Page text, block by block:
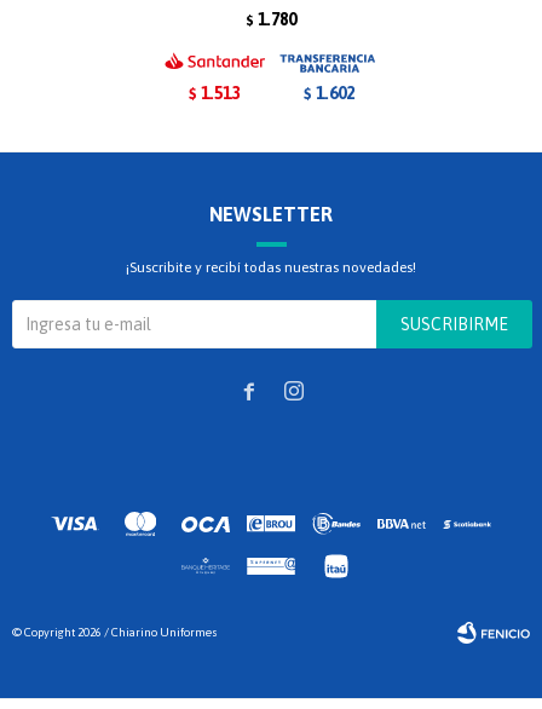
$ 1.780
$ 1.513 $ 1.602
NEWSLETTER
¡Suscribite y recibí todas nuestras novedades!
SUSCRIBIRME
 
© Copyright 2026 / Chiarino Uniformes